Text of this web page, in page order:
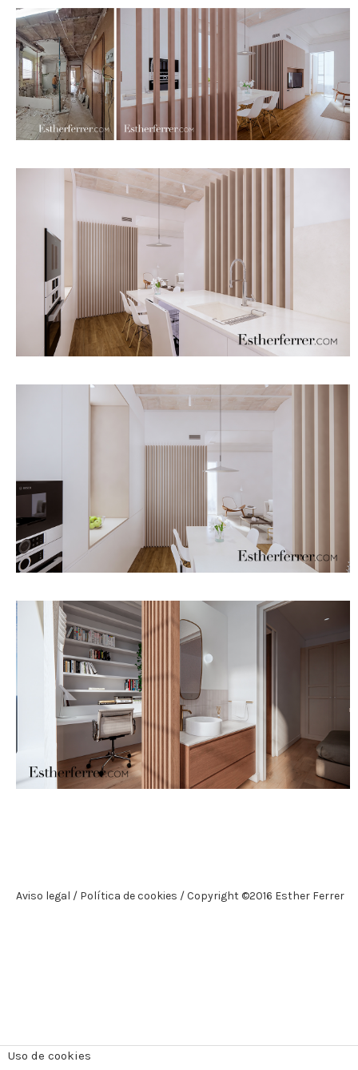
Aviso legal Política de cookies Copyright ©2016 Esther Ferrer
Uso de cookies